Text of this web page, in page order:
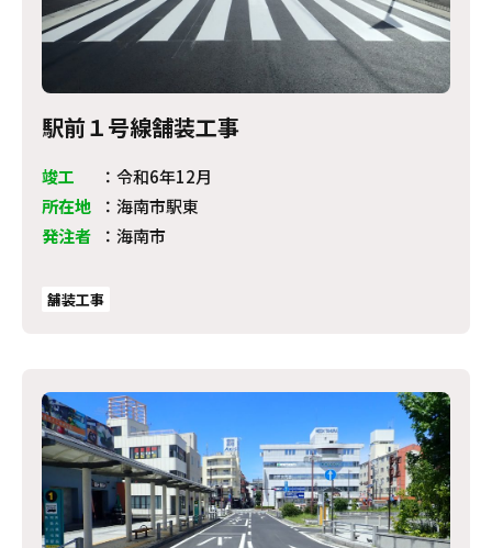
駅前１号線舗装工事
竣工 ： 令和6年12月
所在地
： 海南市駅東
発注者
： 海南市
舗装工事